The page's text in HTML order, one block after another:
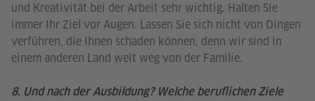
und Kreativität bei der Arbeit sehr wichtig. Halten Sie
immer Ihr Ziel vor Augen. Lassen Sie sich nicht von Dingen
verführen, die Ihnen schaden können, denn wir sind in
einem anderen Land weit weg von der Familie.
8. Und nach der Ausbildung? Welche beruflichen Ziele